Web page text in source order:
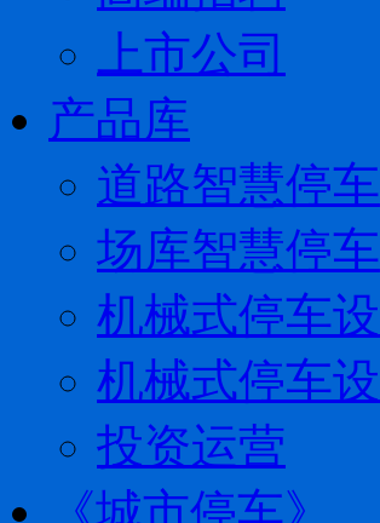
上市公司
产品库
道路智慧停车
场库智慧停车
机械式停车
机械式停车
投资运营
《城市停车》